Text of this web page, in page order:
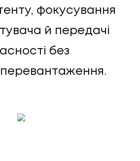
фокусування
й передачі
без
перевантаження.